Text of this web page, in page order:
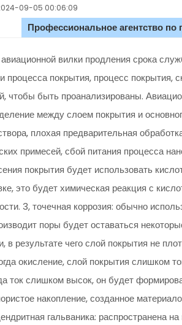
09-05 00:06:09
Профессиональное агентство
вилки продления срока
процесса покрытия, процесс покрытия,
чтобы быть проанализированы.
между слоем покрытия и
плохая предварительная
примесей, сбой питания процесса
покрытия будет использовать
это будет химическая реакция с
3, точечная коррозия: обычно
поры будет оставаться
результате чего слой покрытия не
окисление, слой покрытия слишком
ток слишком высок, он будет
накопление, созданное
гальваника: распространена